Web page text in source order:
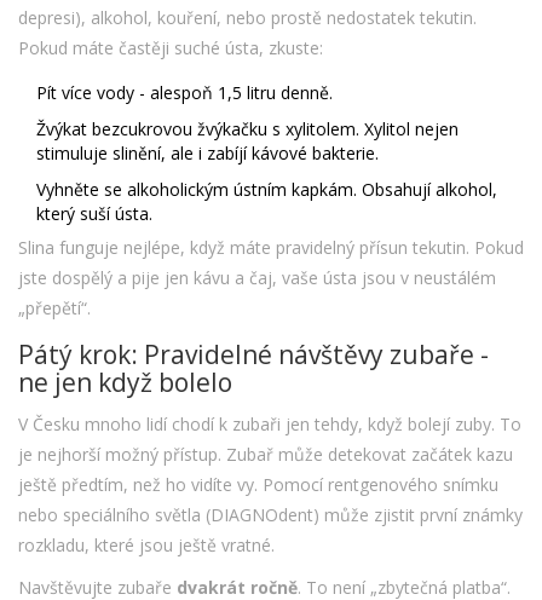
depresi), alkohol, kouření, nebo prostě nedostatek tekutin.
Pokud máte častěji suché ústa, zkuste:
Pít více vody - alespoň 1,5 litru denně.
Žvýkat bezcukrovou žvýkačku s xylitolem. Xylitol nejen
stimuluje slinění, ale i zabíjí kávové bakterie.
Vyhněte se alkoholickým ústním kapkám. Obsahují alkohol,
který suší ústa.
Slina funguje nejlépe, když máte pravidelný přísun tekutin. Pokud
jste dospělý a pije jen kávu a čaj, vaše ústa jsou v neustálém
„přepětí“.
Pátý krok: Pravidelné návštěvy zubaře -
ne jen když bolelo
V Česku mnoho lidí chodí k zubaři jen tehdy, když bolejí zuby. To
je nejhorší možný přístup. Zubař může detekovat začátek kazu
ještě předtím, než ho vidíte vy. Pomocí rentgenového snímku
nebo speciálního světla (DIAGNOdent) může zjistit první známky
rozkladu, které jsou ještě vratné.
Navštěvujte zubaře dvakrát ročně. To není „zbytečná platba“.